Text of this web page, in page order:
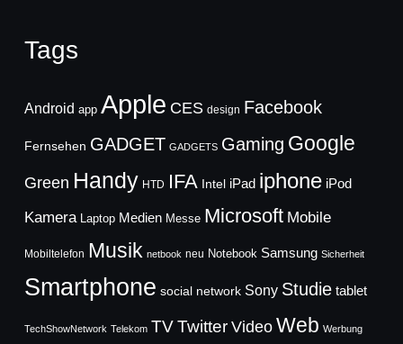
Tags
Android app Apple CES design Facebook
Fernsehen GADGET GADGETS Gaming Google
Green Handy HTD IFA Intel iPad iphone iPod
Kamera Laptop Medien Messe Microsoft Mobile
Mobiltelefon Musik netbook neu Notebook Samsung Sicherheit
Smartphone social network Sony Studie tablet
TechShowNetwork Telekom TVTwitter Video Web Werbung